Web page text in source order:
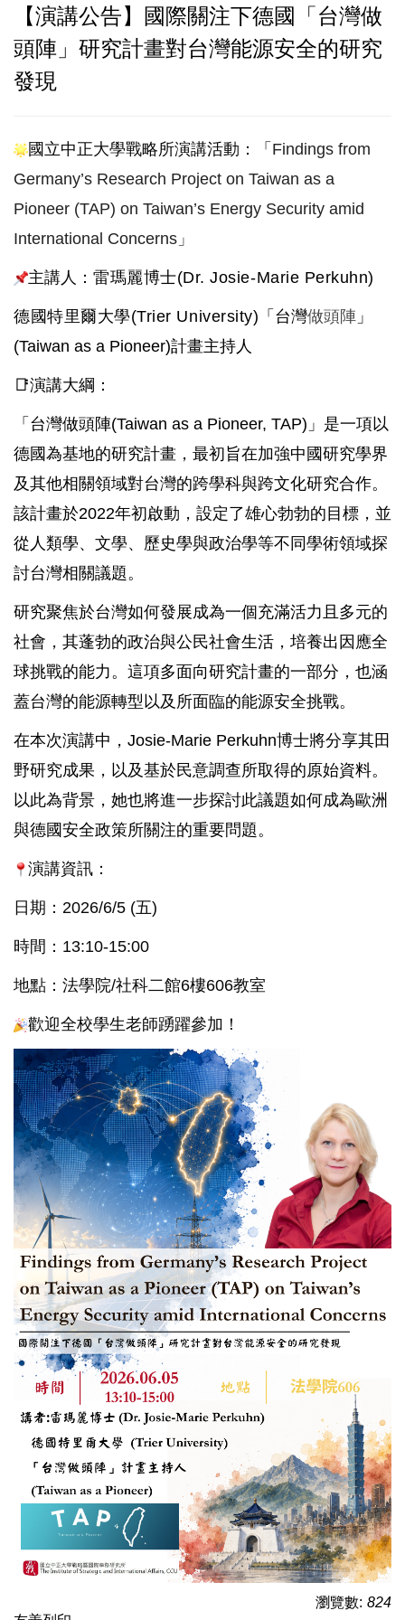
【演講公告】國際關注下德國「台灣做
頭陣」研究計畫對台灣能源安全的研究
發現
國立中正大學戰略所演講活動：「 Findings from
Germany’s Research Project on Taiwan as a
Pioneer (TAP) on Taiwan’s Energy Security amid
International Concerns 」
主講人： 雷瑪麗博士(Dr. Josie-Marie Perkuhn)
德國特里爾大學(Trier University) 「台灣做頭陣 」
(Taiwan as a Pioneer)計畫主持人
📑演講大綱：
「台灣做頭陣(Taiwan as a Pioneer, TAP)」是一項以
德國為基地的研究計畫，最初旨在加強中國研究學界
及其他相關領域對台灣的跨學科與跨文化研究合作。
該計畫於2022年初啟動，設定了雄心勃勃的目標，並
從人類學、文學、歷史學與政治學等不同學術領域探
討台灣相關議題。
研究聚焦於台灣如何發展成為一個充滿活力且多元的
社會，其蓬勃的政治與公民社會生活，培養出因應全
球挑戰的能力。這項多面向研究計畫的一部分，也涵
蓋台灣的能源轉型以及所面臨的能源安全挑戰。
在本次演講中，Josie-Marie Perkuhn博士將分享其田
野研究成果，以及基於民意調查所取得的原始資料。
以此為背景，她也將進一步探討此議題如何成為歐洲
與德國安全政策所關注的重要問題。
演講資訊：
日期：2026/6/5 (五)
時間：13:10-15:00
地點：法學院/社科二館6樓606教室
歡迎全校學生老師踴躍參加！
瀏覽數: 824